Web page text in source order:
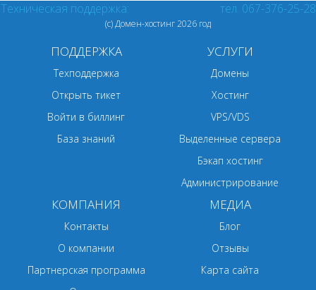
Техническая поддержка: тел. 067-376-25-28
(с) Домен-хостинг2026 год
ПОДДЕРЖКА
Техподдержка
Открыть тикет
Войти в биллинг
База знаний
УСЛУГИ
Домены
Хостинг
VPS/VDS
Выделенные сервера
Бэкап хостинг
Администрирование
КОМПАНИЯ
Контакты
О компании
Партнерская программа
МЕДИА
Блог
Отзывы
Карта сайта